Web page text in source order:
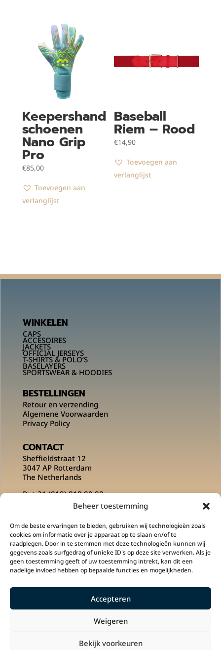
Beheer toestemming
Om de beste ervaringen te bieden, gebruiken wij technologieën zoals
cookies om informatie over je apparaat op te slaan en/of te
raadplegen. Door in te stemmen met deze technologieën kunnen wij
gegevens zoals surfgedrag of unieke ID's op deze site verwerken. Als je
geen toestemming geeft of uw toestemming intrekt, kan dit een
nadelige invloed hebben op bepaalde functies en mogelijkheden.
Accepteren
Weigeren
Bekijk voorkeuren
Keepershand
schoenen
Nano Grip
Pro
€85,00
Toevoegen aan
verlanglijst
Baseball
Riem – Rood
€14,90
Toevoegen aan
verlanglijst
WINKELEN
CAPS
ACCESOIRES
JACKETS
OFFICIAL JERSEYS
T-SHIRTS & POLO’S
BASELAYERS
SPORTSWEAR & HOODIES
BESTELLINGEN
Retour en verzending
Algemene Voorwaarden
Privacy Policy
CONTACT
Sheffieldstraat 12
3047 AP Rotterdam
The Netherlands
P:+ 31 (010) 818 00 08
info@msportsofficial.com
VOLG ONS OP
M Sports is een onderdeel is van
Copyright 2022 © M Sports.In samenwerking